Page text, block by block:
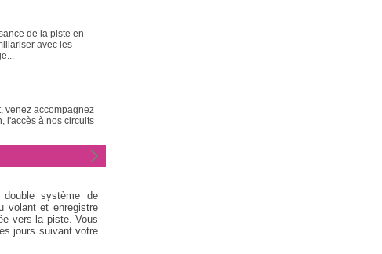
de la piste en
avec les
venez accompagnez
l'accès à nos circuits
système de
volant et enregistre
vers la piste. Vous
jours suivant votre